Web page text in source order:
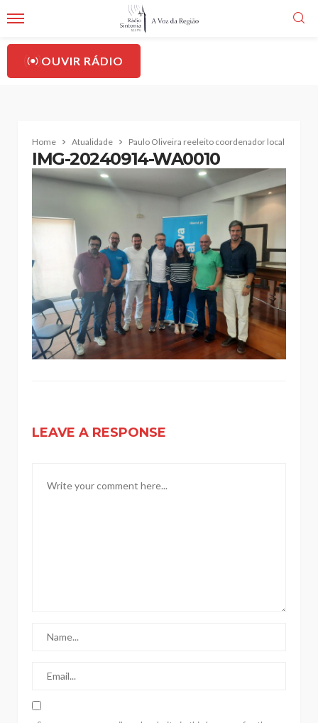
OUVIR RÁDIO
Home Atualidade Paulo Oliveira reeleito coordenador local da
IMG-20240914-WA0010
LEAVE A RESPONSE